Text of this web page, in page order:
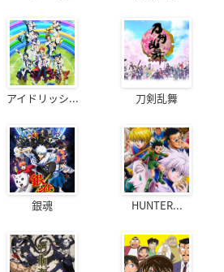
アイドリッシ... 刀剣乱舞
銀魂 HUNTER...